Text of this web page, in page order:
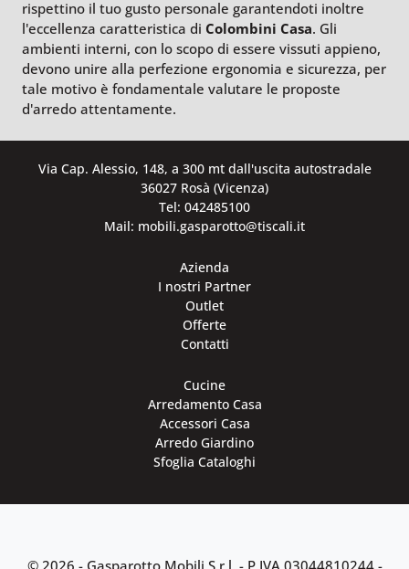
rispettino il tuo gusto personale garantendoti inoltre
l'eccellenza caratteristica di Colombini Casa. Gli
ambienti interni, con lo scopo di essere vissuti appieno,
devono unire alla perfezione ergonomia e sicurezza, per
tale motivo è fondamentale valutare le proposte
d'arredo attentamente.
Via Cap. Alessio, 148, a 300 mt dall'uscita autostradale
36027 Rosà (Vicenza)
Tel: 042485100
Mail: mobili.gasparotto@tiscali.it
Azienda
I nostri Partner
Outlet
Offerte
Contatti
Cucine
Arredamento Casa
Accessori Casa
Arredo Giardino
Sfoglia Cataloghi
© 2026 - Gasparotto Mobili S.r.l. - P.IVA 03044810244-